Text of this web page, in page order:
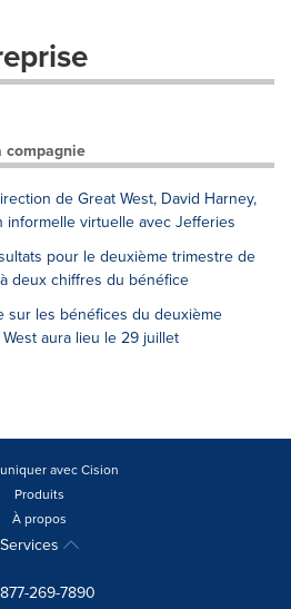
compagnie
de Great West, David Harney,
informelle virtuelle avec Jefferies
pour le deuxième trimestre de
deux chiffres du bénéfice
sur les bénéfices du deuxième
aura lieu le 29 juillet
avec Cision
Produits
À propos
Services
877-269-7890